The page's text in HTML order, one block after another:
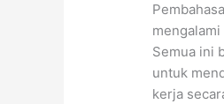
Semua ini
untuk
kerja